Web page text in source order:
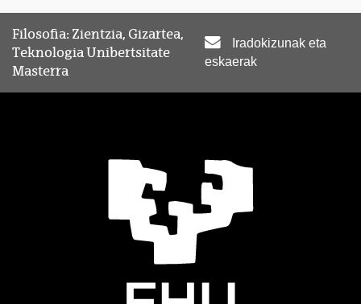
Filosofia: Zientzia, Gizartea,
Teknologia Unibertsitate
Masterra
Iradokizunak eta
eskaerak